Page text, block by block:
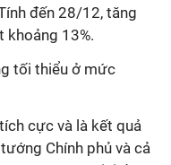
đến 28/12, tăng
13%.
tối thiểu ở mức
cực và là kết quả
Chính phủ và cả